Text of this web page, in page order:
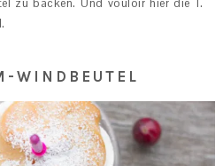
WINDBEUTEL